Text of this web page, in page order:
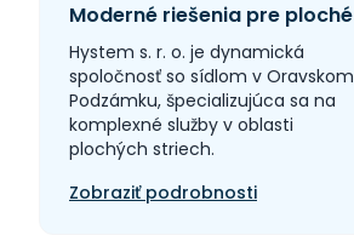
Auto-Moto > Motocykle -
predaj
Auto-Moto > Motocykle -
servis
Auto-Moto > Motoristické
služby
Auto-Moto > Požičovne
Hystem s. r. o. je dynamická
spoločnosť so sídlom v Oravskom
Podzámku, špecializujúca sa na
komplexné služby v oblasti
plochých striech.
Zobraziť podrobnosti